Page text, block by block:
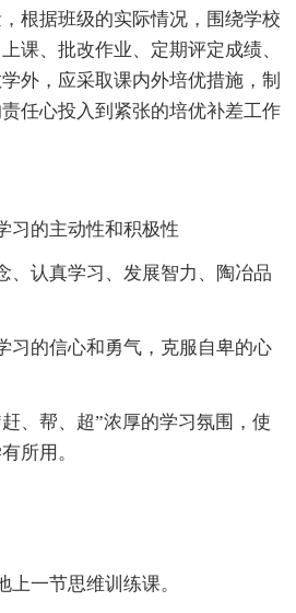
根据班级的实际情况，围绕学校
课、批改作业、定期评定成绩、
外，应采取课内外培优措施，制
任心投入到紧张的培优补差工作
习的主动性和积极性
、认真学习、发展智力、陶冶品
习的信心和勇气，克服自卑的心
、帮、超”浓厚的学习氛围，使
所用。
上一节思维训练课。